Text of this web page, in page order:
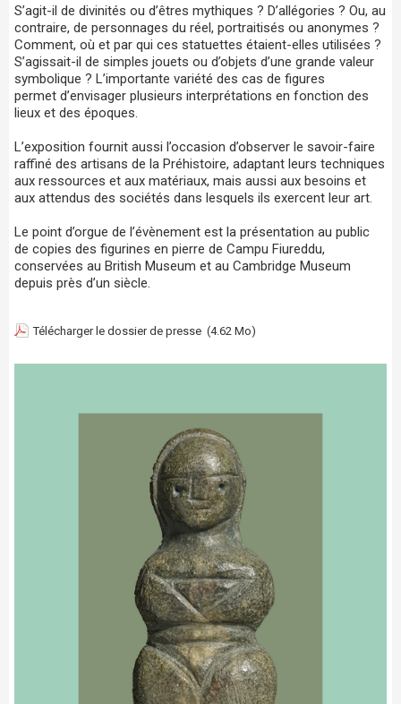
S’agit-il de divinités ou d’êtres mythiques ? D’allégories ? Ou, au
contraire, de personnages du réel, portraitisés ou anonymes ?
Comment, où et par qui ces statuettes étaient-elles utilisées ?
S’agissait-il de simples jouets ou d’objets d’une grande valeur
symbolique ? L’importante variété des cas de figures
permet d’envisager plusieurs interprétations en fonction des
lieux et des époques.
L’exposition fournit aussi l’occasion d’observer le savoir-faire
raffiné des artisans de la Préhistoire, adaptant leurs techniques
aux ressources et aux matériaux, mais aussi aux besoins et
aux attendus des sociétés dans lesquels ils exercent leur art.
Le point d’orgue de l’évènement est la présentation au public
de copies des figurines en pierre de Campu Fiureddu,
conservées au British Museum et au Cambridge Museum
depuis près d’un siècle.
Télécharger le dossier de presse (4.62 Mo)